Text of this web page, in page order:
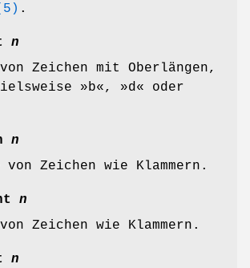
.
n
Zeichen mit Oberlängen,
»b«, »d« oder
n
Zeichen wie Klammern.
n
Zeichen wie Klammern.
n